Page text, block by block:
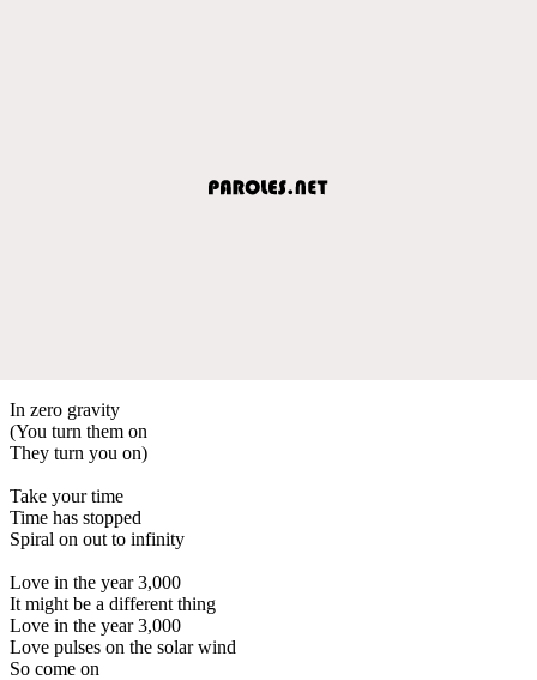
In zero gravity
(You turn them on
They turn you on)
Take your time
Time has stopped
Spiral on out to infinity
Love in the year 3,000
It might be a different thing
Love in the year 3,000
Love pulses on the solar wind
So come on